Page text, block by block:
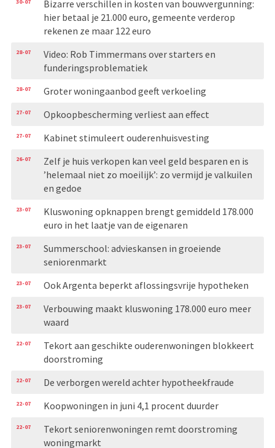
Bizarre verschillen in kosten van bouwvergunning:
hier betaal je 21.000 euro, gemeente verderop
rekenen ze maar 122 euro
28-07
Video: Rob Timmermans over starters en
funderingsproblematiek
28-07 Groter woningaanbod geeft verkoeling
27-07 Opkoopbescherming verliest aan effect
27-07 Kabinet stimuleert ouderenhuisvesting
26-07
Zelf je huis verkopen kan veel geld besparen en is
’helemaal niet zo moeilijk’: zo vermijd je valkuilen
en gedoe
23-07
Kluswoning opknappen brengt gemiddeld 178.000
euro in het laatje van de eigenaren
23-07
Summerschool: advieskansen in groeiende
seniorenmarkt
23-07 Ook Argenta beperkt aflossingsvrije hypotheken
23-07
Verbouwing maakt kluswoning 178.000 euro meer
waard
22-07
Tekort aan geschikte ouderenwoningen blokkeert
doorstroming
22-07 De verborgen wereld achter hypotheekfraude
22-07 Koopwoningen in juni 4,1 procent duurder
22-07
Tekort seniorenwoningen remt doorstroming
woningmarkt